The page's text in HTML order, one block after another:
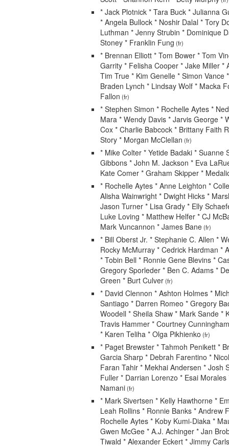
* Jack Plotnick * Tara Buck * Julianna
* Angela Bullock * Noshir Dalal * Tory
Luthman * Jenny Strubin * Dominique
Stoney * Franklin Fung (fr)
* Brennan Elliott * Tom Bower * Tom
Garrity * Felisha Cooper * Jake Miller *
Tim True * Kim Genelle * Simon Vance
Braden Lynch * Lindsay Wolf * Macka
Fallon (fr)
* Stephen Simon * Rochelle Aytes *
Mara * Wendy Davis * Jarvis George *
Cox * Charlie Babcock * Brittany Faith
Story * Morgan McClellan (fr)
* Mike Colter * Yetide Badaki * Suanne
Gibbons * John M. Jackson * Eva
Kate Comer * Graham Skipper *
* Rochelle Aytes * Anne Leighton *
Alisha Wainwright * Dwight Hicks *
Jason Turner * Lisa Grady * Elly
Luke Loving * Matthew Helfer * CJ
Mark Vuncannon * James Bane(fr)
* Bill Oberst Jr. * Stephanie C. Allen *
Rocky McMurray * Cedrick Hardman *
* Tobin Bell * Ronnie Gene Blevins *
Gregory Sporleder * Ben C. Adams *
Green * Burt Culver(fr)
* David Clennon * Ashton Holmes *
Santiago * Darren Romeo * Gregory
Woodell * Sheila Shaw * Mark Sande *
Travis Hammer * Courtney
* Karen Teliha * Olga Pikhienko (fr)
* Paget Brewster * Tahmoh Penikett *
Garcia Sharp * Debrah Farentino *
Faran Tahir * Mekhai Andersen * Josh
Fuller * Darrian Lorenzo * Esai Morales
Namani(fr)
* Mark Sivertsen * Kelly Hawthorne *
Leah Rollins * Ronnie Banks * Andrew
Rochelle Aytes * Koby Kumi-Diaka *
Gwen McGee * A.J. Achinger * Jan
Tiwald * Alexander Eckert * Jimmy